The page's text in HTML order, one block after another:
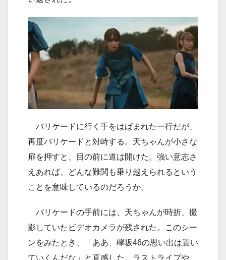
バリケードに行く手をはばまれた一行だが、
再度バリケードと対峙する。天ちゃんが小さな
扉を押すと、目の前に道は開けた。強い意志さ
えあれば、どんな難関も乗り越えられるという
ことを意味しているのだろうか。
バリケードの手前には、天ちゃんが時折、撮
影していたビデオカメラが残された。このシー
ンをみたとき、「ああ、欅坂46の思い出は置い
ていくんだな」と直感した。ラストライブや、